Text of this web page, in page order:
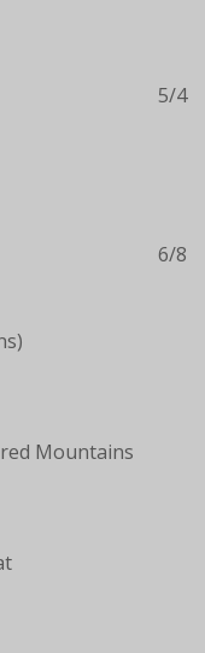
5/4
6/8
Mountains